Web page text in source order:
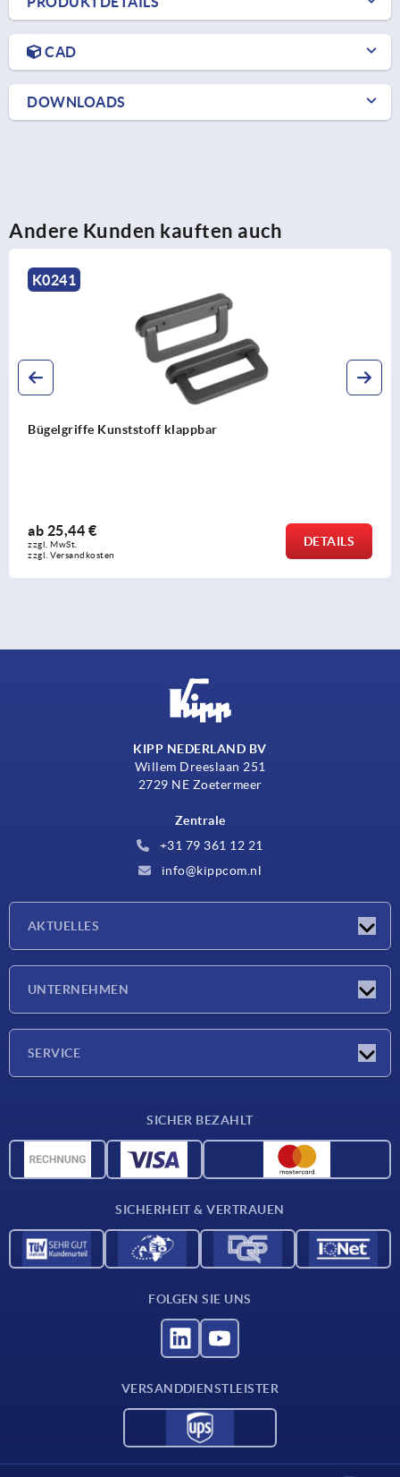
CAD
DOWNLOADS
Andere Kunden kauften auch
K0207
Bügelgriffe Stahl rund abgewinkelt
ab9,36 €
zzgl. MwSt.
zzgl. Versandkosten
DETAILS
KIPP NEDERLAND BV
Willem Dreeslaan 251
2729 NE Zoetermeer
Zentrale
+31 79 361 12 21
info@kippcom.nl
AKTUELLES
UNTERNEHMEN
SERVICE
CAD-Daten
SICHER BEZAHLT
SICHERHEIT & VERTRAUEN
FOLGEN SIE UNS
VERSANDDIENSTLEISTER